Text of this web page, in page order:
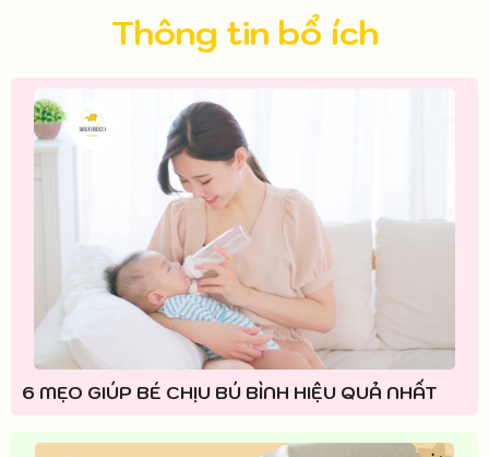
Thông tin bổ ích
6 MẸO GIÚP BÉ CHỊU BÚ BÌNH HIỆU QUẢ NHẤT